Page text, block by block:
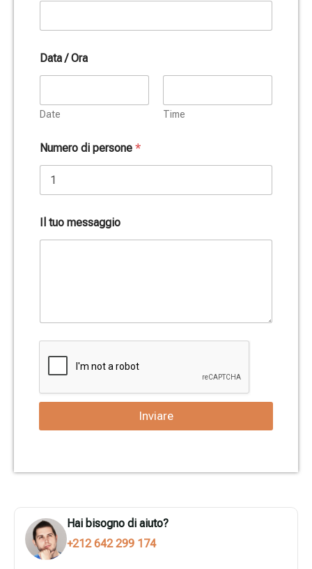
Data / Ora
Date Time
Numero di persone *
Il tuo messaggio
Inviare
Hai bisogno di aiuto?
+212 642 299 174